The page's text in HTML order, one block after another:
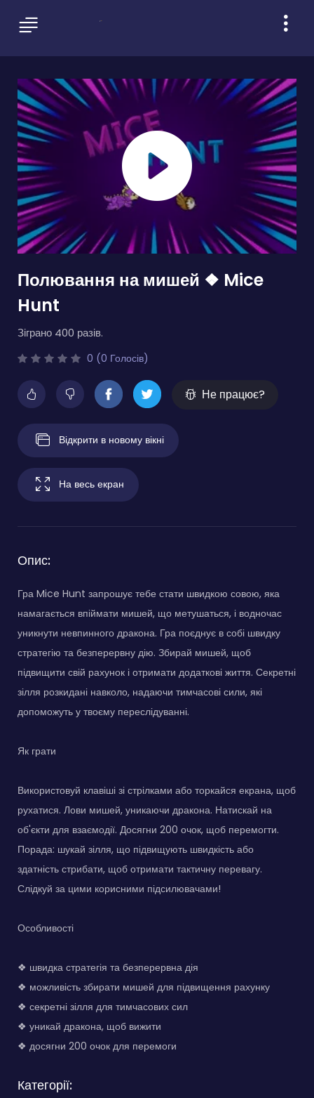
Полювання на мишей ❖ Mice
Hunt
Зіграно 400 разів.
0 (0 Голосів)
Не працює?
Відкрити в новому вікні
На весь екран
Опис:
Гра Mice Hunt запрошує тебе стати швидкою совою, яка
намагається впіймати мишей, що метушаться, і водночас
уникнути невпинного дракона. Гра поєднує в собі швидку
стратегію та безперервну дію. Збирай мишей, щоб
підвищити свій рахунок і отримати додаткові життя. Секретні
зілля розкидані навколо, надаючи тимчасові сили, які
допоможуть у твоєму переслідуванні.
Як грати
Використовуй клавіші зі стрілками або торкайся екрана, щоб
рухатися. Лови мишей, уникаючи дракона. Натискай на
об'єкти для взаємодії. Досягни 200 очок, щоб перемогти.
Порада: шукай зілля, що підвищують швидкість або
здатність стрибати, щоб отримати тактичну перевагу.
Слідкуй за цими корисними підсилювачами!
Особливості
❖ швидка стратегія та безперервна дія
❖ можливість збирати мишей для підвищення рахунку
❖ секретні зілля для тимчасових сил
❖ уникай дракона, щоб вижити
❖ досягни 200 очок для перемоги
Категорії: